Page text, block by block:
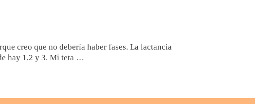
creo que no debería haber fases. La lactancia
hay 1,2 y 3. Mi teta …